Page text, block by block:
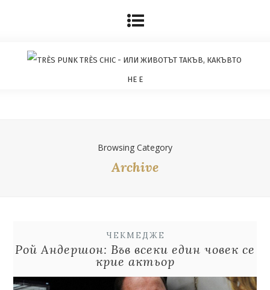
Browsing Category
Archive
ЧЕКМЕДЖЕ
Рой Андершон: Във всеки един човек се
крие актьор